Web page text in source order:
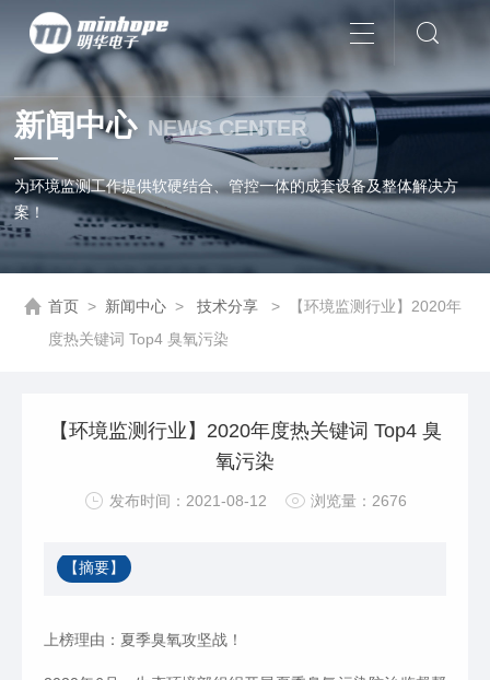
新闻中心 NEWS CENTER
为环境监测工作提供软硬结合、管控一体的成套设备及整体解决方
案！
首页 > 新闻中心 > 技术分享 >
【环境监测行业】2020年
度热关键词 Top4 臭氧污染
【环境监测行业】2020年度热关键词 Top4 臭
氧污染
发布时间：2021-08-12 浏览量：2676
【摘要】
上榜理由：夏季臭氧攻坚战！